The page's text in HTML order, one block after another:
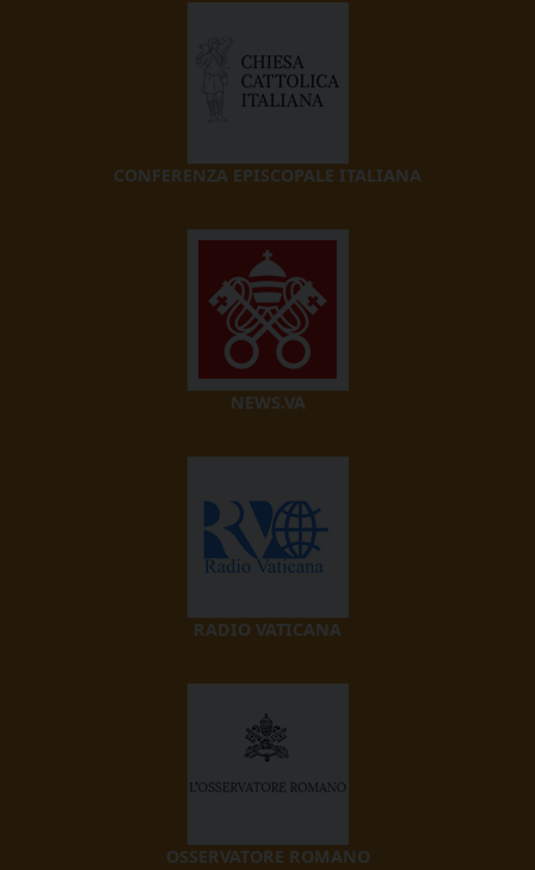
CONFERENZA EPISCOPALE ITALIANA
NEWS.VA
RADIO VATICANA
OSSERVATORE ROMANO